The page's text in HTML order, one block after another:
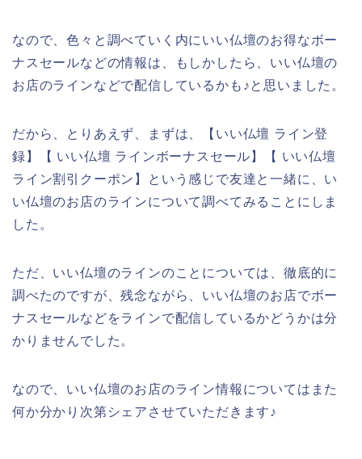
なので、色々と調べていく内にいい仏壇のお得なボー
ナスセールなどの情報は、もしかしたら、いい仏壇の
お店のラインなどで配信しているかも♪と思いました。
だから、とりあえず、まずは、【いい仏壇 ライン登
録】【 いい仏壇 ラインボーナスセール】【 いい仏壇
ライン割引クーポン】という感じで友達と一緒に、い
い仏壇のお店のラインについて調べてみることにしま
した。
ただ、いい仏壇のラインのことについては、徹底的に
調べたのですが、残念ながら、いい仏壇のお店でボー
ナスセールなどをラインで配信しているかどうかは分
かりませんでした。
なので、いい仏壇のお店のライン情報についてはまた
何か分かり次第シェアさせていただきます♪